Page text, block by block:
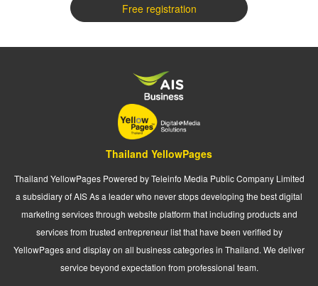
Free registration
Thailand YellowPages
Thailand YellowPages Powered by Teleinfo Media Public Company Limited
a subsidiary of AIS As a leader who never stops developing the best digital
marketing services through website platform that including products and
services from trusted entrepreneur list that have been verified by
YellowPages and display on all business categories in Thailand. We deliver
service beyond expectation from professional team.